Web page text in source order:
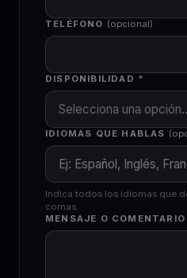
TELÉFONO (opcional)
DISPONIBILIDAD *
IDIOMAS QUE HABLAS
Indica todos los idiomas que
comas.
MENSAJE O COMENTARIO